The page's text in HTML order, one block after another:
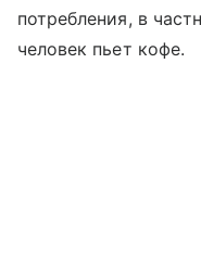
потребления, в
человек пьет кофе.